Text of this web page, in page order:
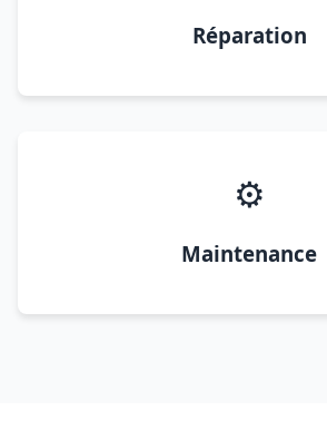
Réparation
⚙️
Maintenance